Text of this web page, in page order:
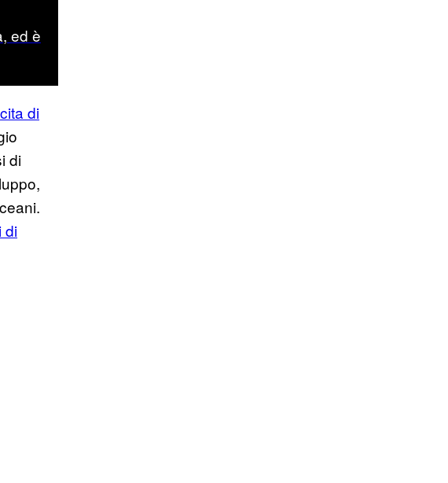
ed è
di
di
di